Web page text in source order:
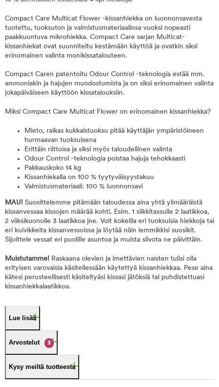
Compact Care Multicat Flower -kissanhiekka on luonnonsavesta
tuotettu, tuoksuton ja valmistusmateriaalinsa vuoksi nopeasti
paakkuuntuva mikrohiekka. Compact Care sarjan Multicat-
kissanhiekat ovat suunniteltu kestämään käyttöä ja ovatkin siksi
erinomainen valinta monikissatalouteen.
Compact Caren patentoitu Odour Control -teknologia estää mm.
ammoniakin ja hajujen muodostumista ja on siksi erinomainen valinta
jokapäiväiseen käyttöön kissatalouksiin.
Miksi Compact Care Multicat Flower on erinomainen kissanhiekka?
Mieto, raikas kukkaistuoksu pitää käyttäjän ympäristöineen
hurmaavan tuoksuisena
Erittäin riittoisa ja siksi myös taloudellinen valinta
Odour Control -teknologia poistaa hajuja tehokkaasti
Pakkauskoko 14 kg
Kissanhiekalla on 100 % tyytyväisyystakuu
Valmistusmateriaali: 100 % luonnonsavi
MAU! Suosittelemme pitämään taloudessa aina yhtä ylimääräistä
kissanvessaa kissojen määrää kohti. Esim. 1 silkkitassulle 2 laatikkoa,
2 viiksikuonolle 3 laatikkoa jne. Voit kokeilla eri tuoksuisia hiekkoja tai
eri kuivikkeita kissanvessoissa ja löytää näin lemmikkisi suosikit.
Sijoittele vessat eri puolille asuntoa ja muista siivota ne päivittäin.
Muistutamme! Raskaana olevien ja imettävien naisten tulisi olla
erityisen varovaisia käsitellessään käytettyä kissanhiekkaa. Pese aina
kätesi perusteellisesti käsiteltyäsi kissasi jätöksiä tai puhdistettuasi
kissanhiekkalaatikkoa.
Lue lisää
Arvostelut 3
Kysy meiltä tuotteesta